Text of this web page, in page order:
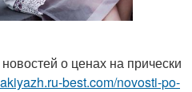
о ценах на прически
best.com/novosti-po-